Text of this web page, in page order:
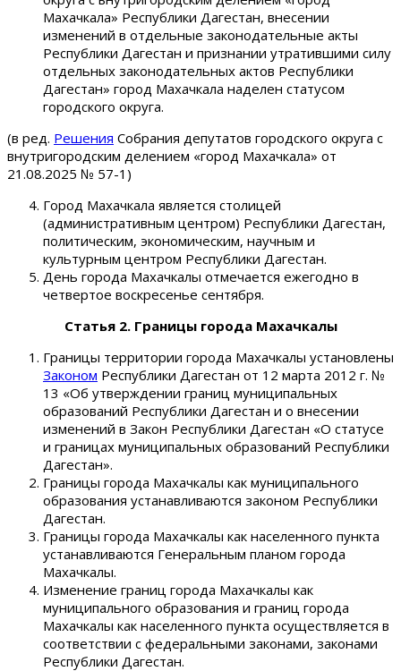
Махачкала» Республики Дагестан, внесении
изменений в отдельные законодательные акты
Республики Дагестан и признании утратившими силу
отдельных законодательных актов Республики
Дагестан» город Махачкала наделен статусом
городского округа.
(в ред. Решения Собрания депутатов городского округа с
внутригородским делением «город Махачкала» от
21.08.2025 № 57-1)
Город Махачкала является столицей
(административным центром) Республики Дагестан,
политическим, экономическим, научным и
культурным центром Республики Дагестан.
День города Махачкалы отмечается ежегодно в
четвертое воскресенье сентября.
Статья 2. Границы города Махачкалы
Границы территории города Махачкалы установлены
Законом Республики Дагестан от 12 марта 2012 г. №
13 «Об утверждении границ муниципальных
образований Республики Дагестан и о внесении
изменений в Закон Республики Дагестан «О статусе
и границах муниципальных образований Республики
Дагестан».
Границы города Махачкалы как муниципального
образования устанавливаются законом Республики
Дагестан.
Границы города Махачкалы как населенного пункта
устанавливаются Генеральным планом города
Махачкалы.
Изменение границ города Махачкалы как
муниципального образования и границ города
Махачкалы как населенного пункта осуществляется в
соответствии с федеральными законами, законами
Республики Дагестан.